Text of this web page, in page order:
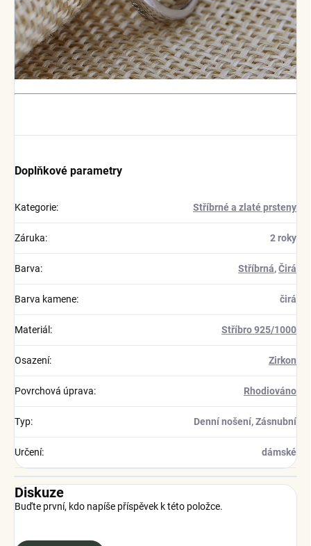
Doplňkové parametry
Kategorie: Stříbrné a zlaté prsteny
Záruka: 2 roky
Barva: Stříbrná,Čirá
Barva kamene: čirá
Materiál : Stříbro 925/1000
Osazení: Zirkon
Povrchová úprava: Rhodiováno
Typ: Denní nošení, Zásnubní
Určení: dámské
Diskuze
Buďte první, kdo napíše příspěvek k této položce.